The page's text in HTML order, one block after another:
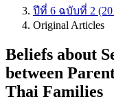
ปีที่ 6 ฉบับที่ 2
Original Articles
Beliefs about
between
Thai Families